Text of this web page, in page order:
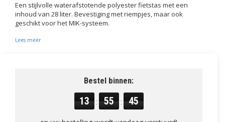
Een stijlvolle waterafstotende polyester fietstas met een
inhoud van 28 liter. Bevestiging met riempjes, maar ook
geschikt voor het MIK-systeem.
Lees meer
Bestel binnen:
13 : 55 : 45